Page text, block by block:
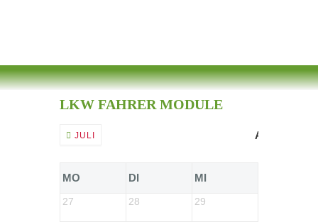
LKW FAHRER MODULE
JULI AUGUST
MO DI MI
27 28 29